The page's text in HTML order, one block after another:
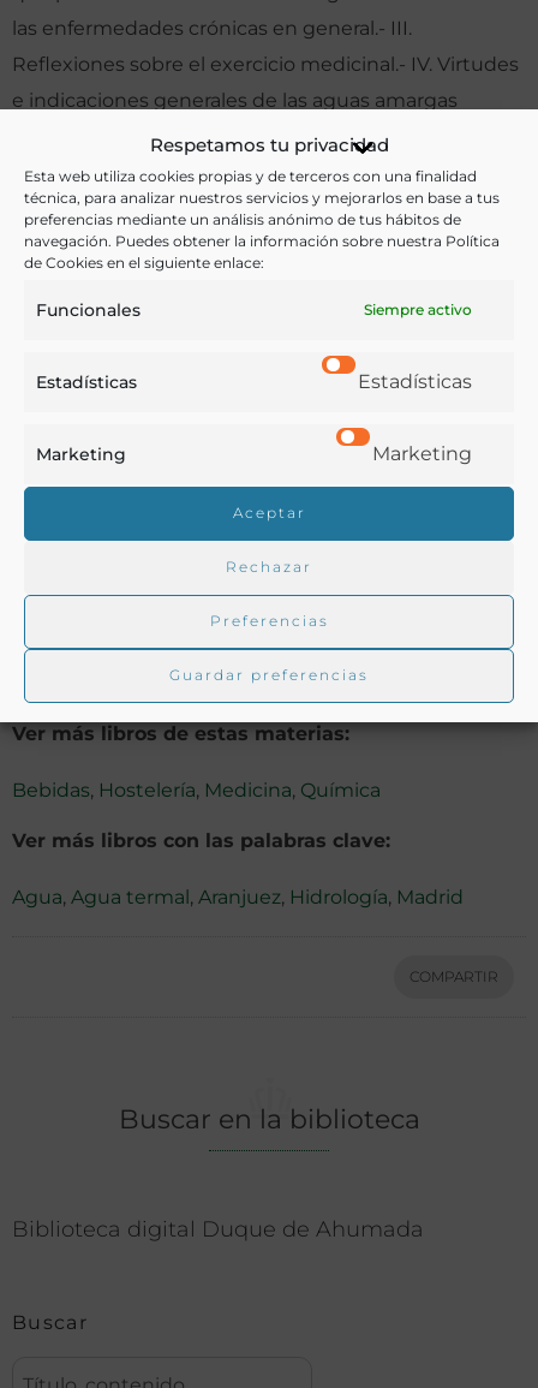
Respetamos tu privacidad
Esta web utiliza cookies propias y de terceros con una finalidad
técnica, para analizar nuestros servicios y mejorarlos en base a tus
preferencias mediante un análisis anónimo de tus hábitos de
navegación. Puedes obtener la información sobre nuestra Política
de Cookies en el siguiente enlace:
Funcionales Siempre activo
Estadísticas Estadísticas
Marketing Marketing
Aceptar
Rechazar
Preferencias
Guardar preferencias
las enfermedades crónicas en general.- III.
Reflexiones sobre el exercicio medicinal.- IV. Virtudes
e indicaciones generales de las aguas amargas
purgantes de Aranjuez, sus sales neutras y método
de usarlas.- V. Indicaciones particulares de las aguas y
sales de Aranjuez.- Consecuencias.
Otras ediciones:
Reproducción facsímil de la edición de 1771. Madrid : E
Notas:
Según se indica en la portada, su autor, Juan Gámez,
era «examinador médico, profesor público de
anatomía por el rey (…), Médico de su Real Familia y
secretario perpetuo de la Real Academia de Medicina
de Madrid».
Ver más libros de estas materias:
Bebidas, Hostelería, Medicina, Química
Ver más libros con las palabras clave:
Agua, Agua termal, Aranjuez, Hidrología, Madrid
COMPARTIR
Buscar en la biblioteca
Biblioteca digital Duque de Ahumada
Buscar